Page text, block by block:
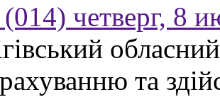
четверг, 8
та